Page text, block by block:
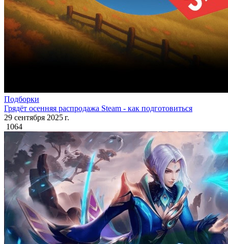
Подборки
Грядёт осенняя распродажа Steam - как подготовиться
29 сентября 2025 г.
1064